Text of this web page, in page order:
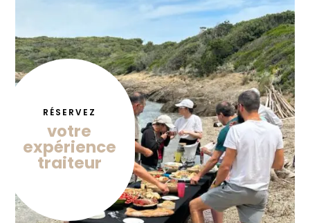
RÉSERVEZ
votre
expérience
traiteur